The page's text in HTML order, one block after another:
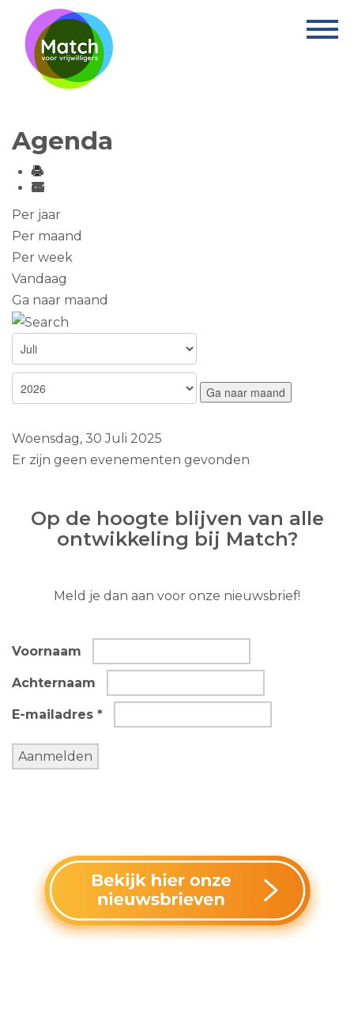
Home
Activiteiten
Informatie
Agenda
Per jaar
Per maand
Per week
Vandaag
Ga naar maand
Ga naar maand
Woensdag, 30 Juli 2025
Er zijn geen evenementen gevonden
Op de hoogte blijven van alle
ontwikkeling bij Match?
Meld je dan aan voor onze nieuwsbrief!
Voornaam
Achternaam
E-mailadres *